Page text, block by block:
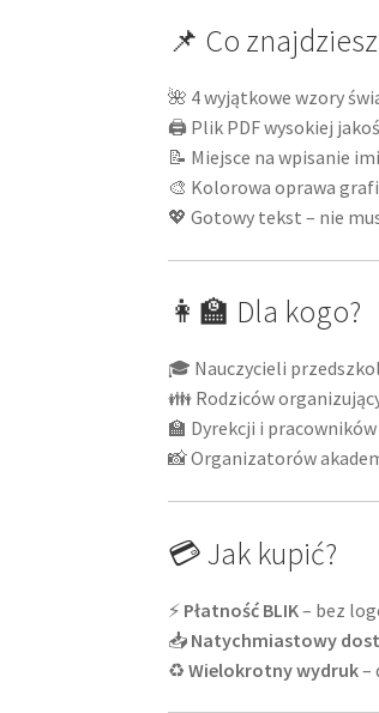
📌 Co
🌺 4 wyjątkowe wzory
🖨️ Plik PDF wysokiej
📝 Miejsce na wpisanie
🎨 Kolorowa oprawa
💖 Gotowy tekst – nie
👩‍🏫 Dla kogo?
🎓 Nauczycieli
👪 Rodziców
🏫 Dyrekcji i
📸 Organizatorów
💳 Jak kupić?
⚡ Płatność BLIK– bez
📥 Natychmiastowy
♻️Wielokrotny wydruk–